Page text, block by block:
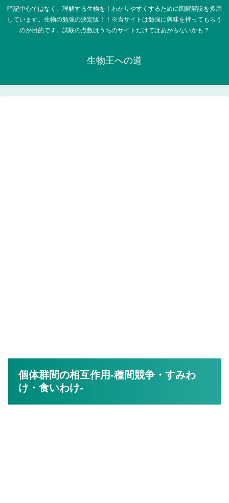
暗記中心ではなく、理解する生物を！わかりやすくするために図解解説を多用
しています。生物の勉強の決定版！！※当サイトは勉強に興味を持ってもらう
のが目的です。試験の点数はうちのサイトだけではあがらないかも？
生物王への道
個体群間の相互作用-種間競争・すみわ
け・食いわけ-